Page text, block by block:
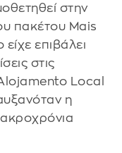
στην
πακέτου Mais
επιβάλει
στις
Local
η